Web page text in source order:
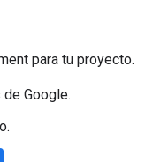
para tu proyecto.
Google.